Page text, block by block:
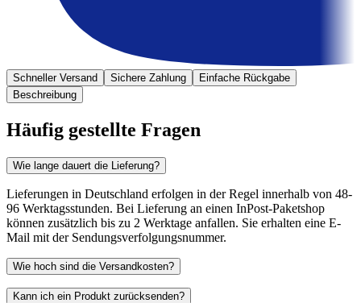
Schneller Versand Sichere Zahlung
Einfache Rückgabe
Beschreibung
Häufig gestellte Fragen
Wie lange dauert die Lieferung?
Lieferungen in Deutschland erfolgen in der Regel innerhalb von 48-
96 Werktagsstunden. Bei Lieferung an einen InPost-Paketshop
können zusätzlich bis zu 2 Werktage anfallen. Sie erhalten eine E-
Mail mit der Sendungsverfolgungsnummer.
Wie hoch sind die Versandkosten?
Kann ich ein Produkt zurücksenden?